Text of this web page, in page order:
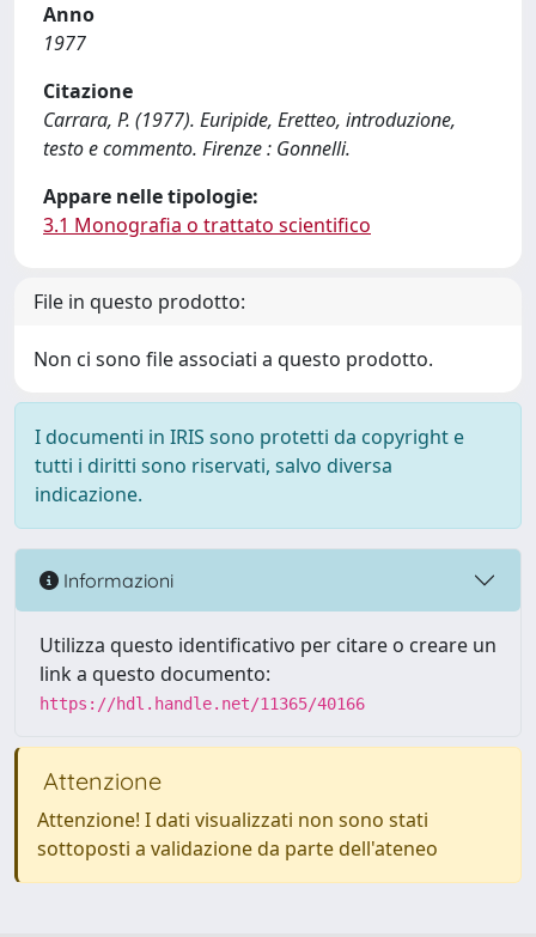
Anno
1977
Citazione
Carrara, P. (1977). Euripide, Eretteo, introduzione,
testo e commento. Firenze : Gonnelli.
Appare nelle tipologie:
3.1 Monografia o trattato scientifico
File in questo prodotto:
Non ci sono file associati a questo prodotto.
I documenti in IRIS sono protetti da copyright e
tutti i diritti sono riservati, salvo diversa
indicazione.
Informazioni
Utilizza questo identificativo per citare o creare un
link a questo documento:
https://hdl.handle.net/11365/40166
Attenzione
Attenzione! I dati visualizzati non sono stati
sottoposti a validazione da parte dell'ateneo